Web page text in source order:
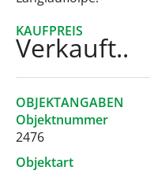
KAUFPREIS
Verkauft..
OBJEKTANGABEN
Objektnummer
2476
Objektart